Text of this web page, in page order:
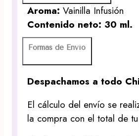
Aroma: Vainilla Infusión
Contenido neto: 30 ml.
Formas de Envío
Despachamos a todo
El cálculo del envío se
la compra con el total de